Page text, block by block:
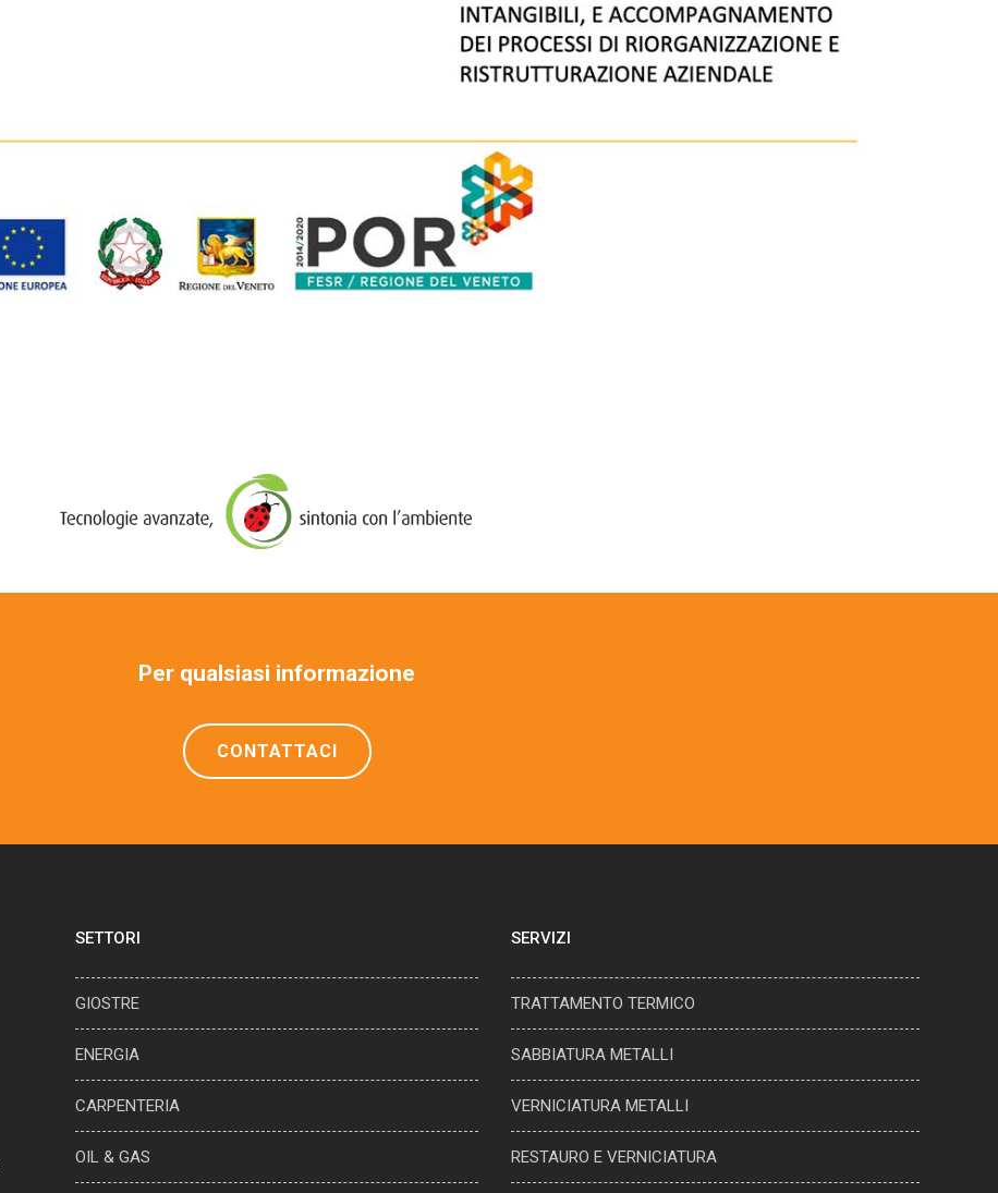
Per qualsiasi informazione
CONTATTACI
SETTORI
GIOSTRE
ENERGIA
CARPENTERIA
OIL & GAS
SERVIZI
TRATTAMENTO TERMICO
SABBIATURA METALLI
VERNICIATURA METALLI
RESTAURO E VERNICIATURA